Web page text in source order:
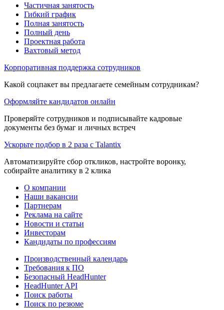
Частичная занятость
Гибкий график
Полная занятость
Полный день
Проектная работа
Вахтовый метод
Корпоративная поддержка сотрудников
Какой соцпакет вы предлагаете семейным сотрудникам?
Оформляйте кандидатов онлайн
Проверяйте сотрудников и подписывайте кадровые
документы без бумаг и личных встреч
Ускорьте подбор в 2 раза с Talantix
Автоматизируйте сбор откликов, настройте воронку,
собирайте аналитику в 2 клика
О компании
Наши вакансии
Партнерам
Реклама на сайте
Новости и статьи
Инвесторам
Кандидаты по профессиям
Производственный календарь
Требования к ПО
Безопасный HeadHunter
HeadHunter API
Поиск работы
Поиск по резюме